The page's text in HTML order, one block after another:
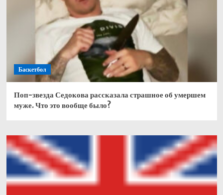
Баскетбол
Поп-звезда Седокова рассказала страшное об умершем
муже. Что это вообще было?